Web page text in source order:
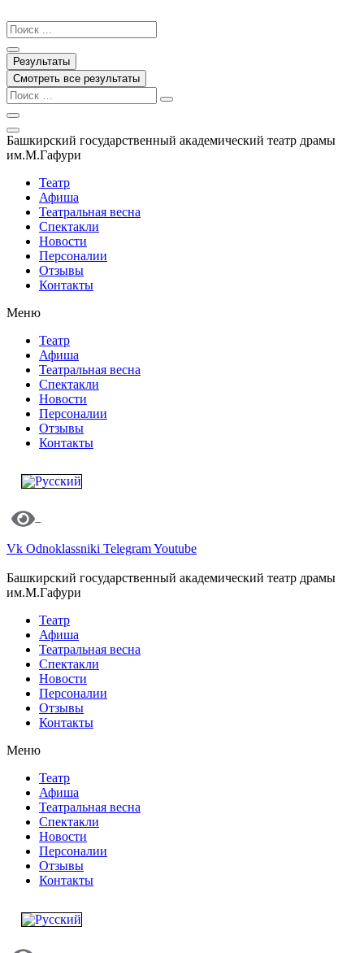
к
содержимому
Search
...
Результаты
Смотреть все результаты
Башкирский государственный академический театр драмы
им.М.Гафури
Театр
Афиша
Театральная весна
Спектакли
Новости
Персоналии
Отзывы
Контакты
Меню
Театр
Афиша
Театральная весна
Спектакли
Новости
Персоналии
Отзывы
Контакты
Vk Odnoklassniki TelegramYoutube
Башкирский государственный академический театр драмы
им.М.Гафури
Театр
Афиша
Театральная весна
Спектакли
Новости
Персоналии
Отзывы
Контакты
Меню
Театр
Афиша
Театральная весна
Спектакли
Новости
Персоналии
Отзывы
Контакты